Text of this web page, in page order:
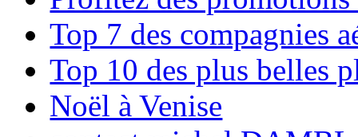
Top 7 des compagnies
Top 10 des plus belles
Noël à Venise